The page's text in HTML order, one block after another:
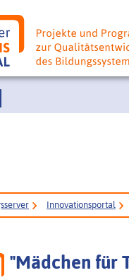
Innovationsportal
"Mädchen für